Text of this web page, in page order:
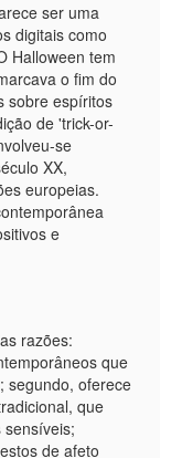
ser uma
digitais como
Halloween tem
o fim do
sobre espíritos
de 'trick-or-
se
XX,
europeias.
e
razões:
que
segundo, oferece
que
de afeto